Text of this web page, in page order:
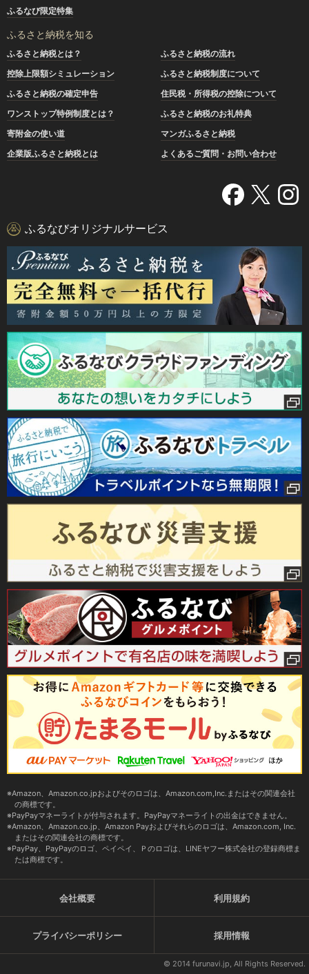
ふるなび限定特集
ふるさと納税を知る
ふるさと納税とは？
ふるさと納税の流れ
控除上限額シミュレーション
ふるさと納税制度について
ふるさと納税の確定申告
住民税・所得税の控除について
ワンストップ特例制度とは？
ふるさと納税のお礼特典
寄附金の使い道
マンガふるさと納税
企業版ふるさと納税とは
よくあるご質問・お問い合わせ
ふるなびオリジナルサービス
Amazon、Amazon.co.jpおよびそのロゴは、Amazon.com,Inc.またはその関連会社
の商標です。
PayPayマネーライトが付与されます。PayPayマネーライトの出金はできません。
Amazon、Amazon.co.jp、Amazon Payおよびそれらのロゴは、Amazon.com, Inc.
またはその関連会社の商標です。
PayPay、PayPayのロゴ、ペイペイ、Ｐのロゴは、LINEヤフー株式会社の登録商標ま
たは商標です。
会社概要 利用規約
プライバシーポリシー 採用情報
© 2014 furunavi.jp, All Rights Reserved.